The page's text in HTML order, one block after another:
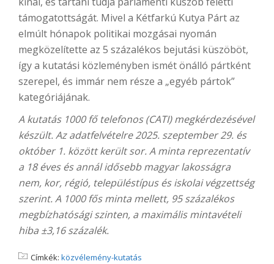
támogatottságát. Mivel a Kétfarkú Kutya Párt az
elmúlt hónapok politikai mozgásai nyomán
megközelítette az 5 százalékos bejutási küszöböt,
így a kutatási közleményben ismét önálló pártként
szerepel, és immár nem része a „egyéb pártok”
kategóriájának.
A kutatás 1000 fő telefonos (CATI) megkérdezésével
készült. Az adatfelvételre 2025. szeptember 29. és
október 1. között került sor. A minta reprezentatív
a 18 éves és annál idősebb magyar lakosságra
nem, kor, régió, településtípus és iskolai végzettség
szerint. A 1000 fős minta mellett, 95 százalékos
megbízhatósági szinten, a maximális mintavételi
hiba ±3,16 százalék.
Címkék: közvélemény-kutatás